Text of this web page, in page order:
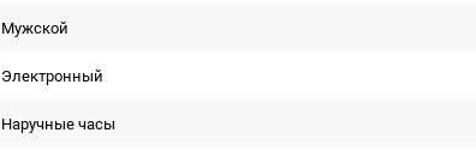
Мужской
Электронный
Наручные часы